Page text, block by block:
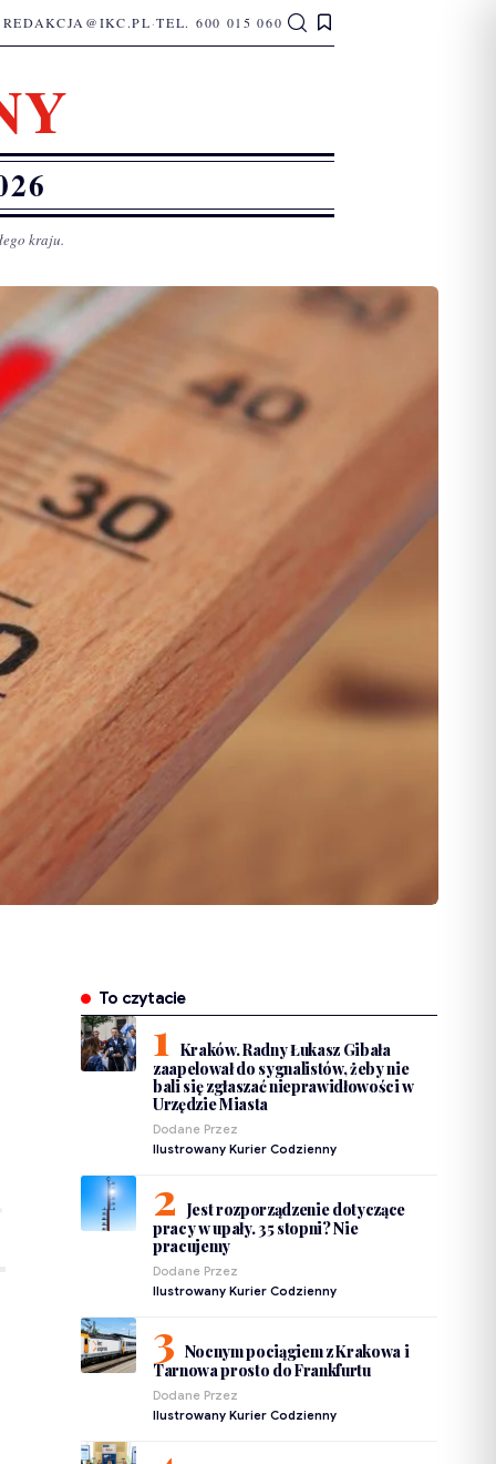
REDAKCJA@IKC.PL·TEL. 600 015 060
kraju.
To czytacie
Kraków. Radny Łukasz Gibała
zaapelował do sygnalistów, żeby nie
bali się zgłaszać nieprawidłowości w
Urzędzie Miasta
Dodane Przez
Ilustrowany Kurier Codzienny
Jest rozporządzenie dotyczące
pracy w upały. 35 stopni? Nie
pracujemy
Dodane Przez
Ilustrowany Kurier Codzienny
Nocnym pociągiem z Krakowa i
Tarnowa prosto do Frankfurtu
Dodane Przez
Ilustrowany Kurier Codzienny